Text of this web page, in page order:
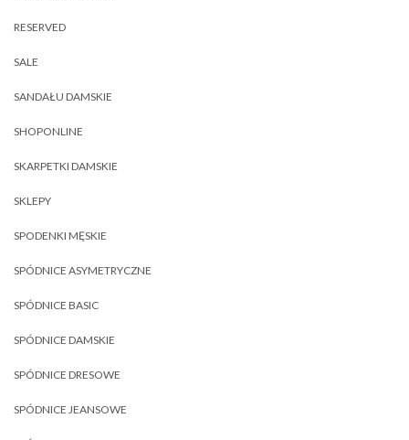
RESERVED
SALE
SANDAŁU DAMSKIE
SHOPONLINE
SKARPETKI DAMSKIE
SKLEPY
SPODENKI MĘSKIE
SPÓDNICE ASYMETRYCZNE
SPÓDNICE BASIC
SPÓDNICE DAMSKIE
SPÓDNICE DRESOWE
SPÓDNICE JEANSOWE